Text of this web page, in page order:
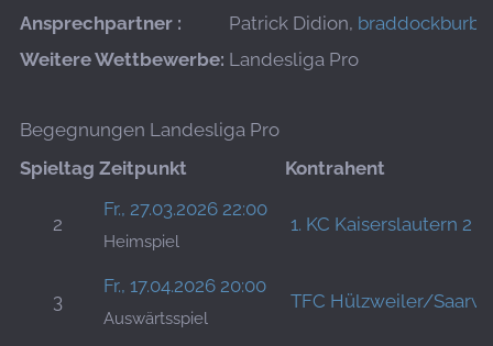
Ansprechpartner :
Patrick Didion,
Weitere Wettbewerbe: Landesliga Pro
Begegnungen Landesliga Pro
Spieltag Zeitpunkt Kontrahent
2
Fr., 27.03.2026 22:00
Heimspiel
1. KC Kaiserslautern 2
3
Fr., 17.04.2026 20:00
Auswärtsspiel
TFC Hülzweiler/